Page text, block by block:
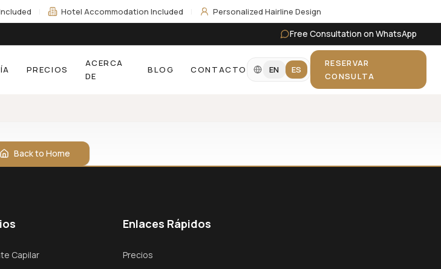
Hotel Accommodation Included Personalized Hairline Design
Free Consultation on WhatsApp
PRECIOS
ACERCA
DE
BLOG CONTACTO EN ES
RESERVAR
CONSULTA
Back to Home
Capilar
Enlaces Rápidos
Precios